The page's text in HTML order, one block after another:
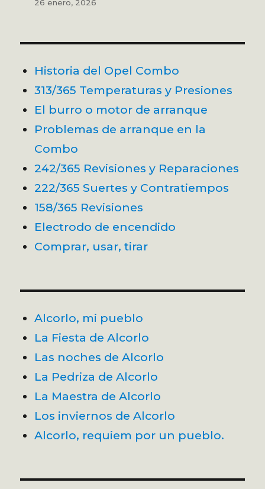
26 enero, 2026
Historia del Opel Combo
313/365 Temperaturas y Presiones
El burro o motor de arranque
Problemas de arranque en la
Combo
242/365 Revisiones y Reparaciones
222/365 Suertes y Contratiempos
158/365 Revisiones
Electrodo de encendido
Comprar, usar, tirar
Alcorlo, mi pueblo
La Fiesta de Alcorlo
Las noches de Alcorlo
La Pedriza de Alcorlo
La Maestra de Alcorlo
Los inviernos de Alcorlo
Alcorlo, requiem por un pueblo.